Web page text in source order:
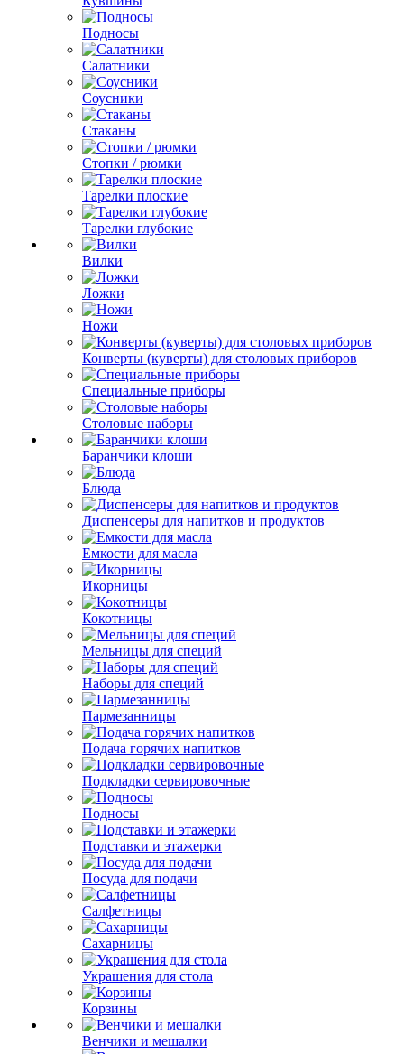
Подносы
Салатники
Соусники
Стаканы
Стопки / рюмки
Тарелки плоские
Тарелки глубокие
Вилки
Ложки
Ножи
Конверты (куверты) для столовых приборов
Специальные приборы
Столовые наборы
Баранчики клоши
Блюда
Диспенсеры для напитков и продуктов
Емкости для масла
Икорницы
Кокотницы
Мельницы для специй
Наборы для специй
Пармезанницы
Подача горячих напитков
Подкладки сервировочные
Подносы
Подставки и этажерки
Посуда для подачи
Салфетницы
Сахарницы
Украшения для стола
Корзины
Венчики и мешалки